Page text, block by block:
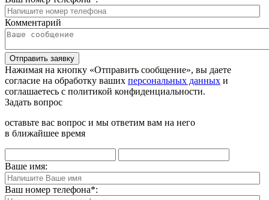
Комментарий
Отправить заявку
Нажимая на кнопку «Отправить сообщение», вы даете
согласие на обработку ваших персональных данных и
соглашаетесь с политикой конфиденциальности.
Задать вопрос
оставьте вас вопрос и мы ответим вам на него
в ближайшее время
Ваше имя:
Ваш номер телефона*: